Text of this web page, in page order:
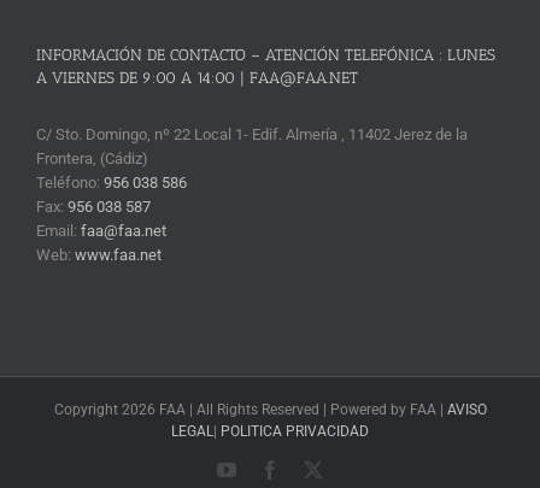
INFORMACIÓN DE CONTACTO – ATENCIÓN TELEFÓNICA : LUNES
A VIERNES DE 9:00 A 14:00 | FAA@FAA.NET
C/ Sto. Domingo, nº 22 Local 1- Edif. Almería , 11402 Jerez de la
Frontera, (Cádiz)
Teléfono: 956 038 586
Fax: 956 038 587
Email: faa@faa.net
Web: www.faa.net
Copyright 2026 FAA | All Rights Reserved | Powered by FAA | AVISO
LEGAL | POLITICA PRIVACIDAD
YouTubeFacebook